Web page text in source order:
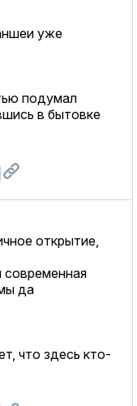
уже
подумал
в бытовке
открытие,
современная
да
что здесь кто-